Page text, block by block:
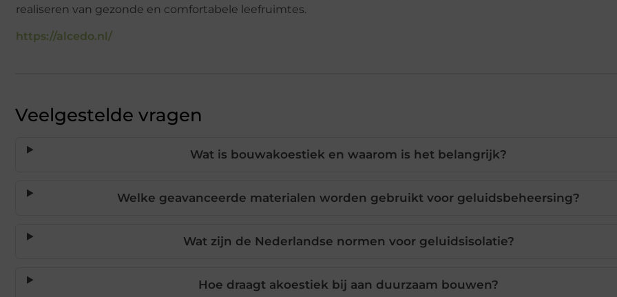
realiseren van gezonde en comfortabele leefruimtes.
https://alcedo.nl/
Veelgestelde vragen
Wat is bouwakoestiek en waarom is het belangrijk?
Welke geavanceerde materialen worden gebruikt voor geluidsbeheersing?
Wat zijn de Nederlandse normen voor geluidsisolatie?
Hoe draagt akoestiek bij aan duurzaam bouwen?